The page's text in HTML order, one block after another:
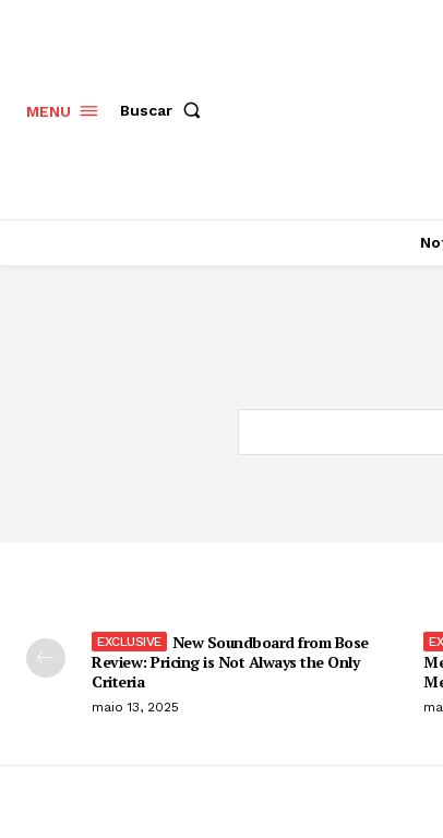
MENU Buscar
New Soundboard from Bose
Review: Pricing is Not Always the Only
Criteria
maio 13, 2025